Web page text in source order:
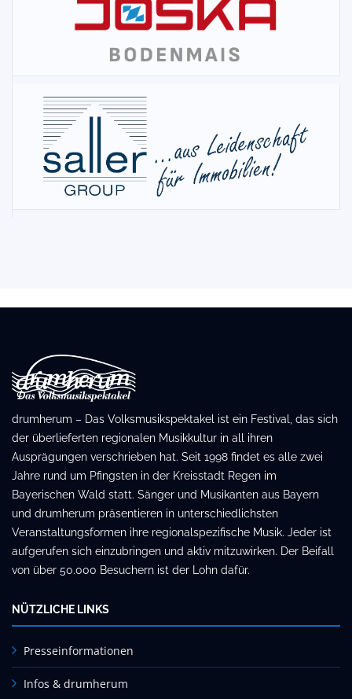
drumherum – Das Volksmusikspektakel ist ein Festival, das sich
der überlieferten regionalen Musikkultur in all ihren
Ausprägungen verschrieben hat. Seit 1998 findet es alle zwei
Jahre rund um Pfingsten in der Kreisstadt Regen im
Bayerischen Wald statt. Sänger und Musikanten aus Bayern
und drumherum präsentieren in unterschiedlichsten
Veranstaltungsformen ihre regionalspezifische Musik. Jeder ist
aufgerufen sich einzubringen und aktiv mitzuwirken. Der Beifall
von über 50.000 Besuchern ist der Lohn dafür.
NÜTZLICHE LINKS
Presseinformationen
Infos & drumherum